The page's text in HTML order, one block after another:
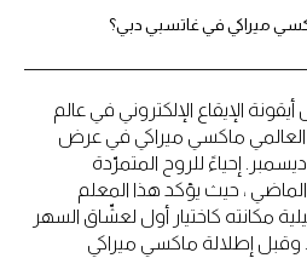
ميراكي في غاتسبي دبي؟
الإيقاع الإلكتروني في عالم
العالمي ماكسي ميراكي في عرض
فني لا يفوّت يوم الجمعة 19 ديسمبر. إحياءً للروح المتمرّدة
، حيث يؤكد هذا المعلم
مكانته كاختيار أول لعشّاق السهر
وقبل إطلالة ماكسي ميراكي